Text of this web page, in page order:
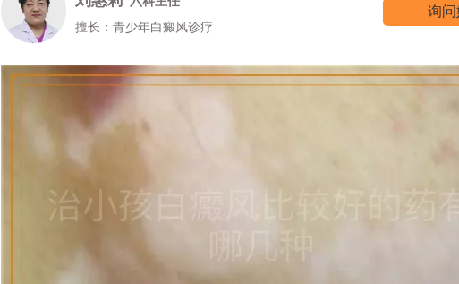
擅长：青少年白癜风诊疗
询